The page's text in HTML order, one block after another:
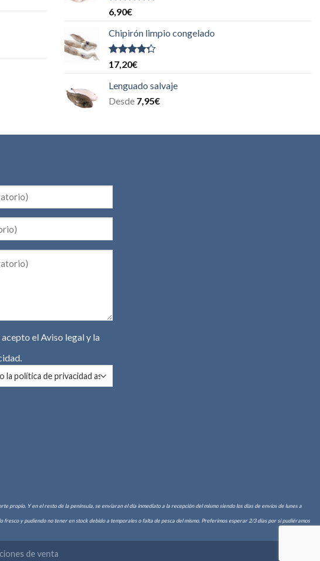
Valorado
con
5
6,90€
Chipirón limpio congelado
Valorado
con
de 5
17,20€
Lenguado salvaje
Desde 7,95€
acepto elAviso legaly la
.
propio. Y en el resto de la península, se enviaran el día inmediato a la recepción del mismo siendo los días de envíos de lunes a
y pudiendo no tener en stock debido a temporales o falta de pesca del mismo. Preferimos esperar 2/3 días por si pudiéramos
de venta